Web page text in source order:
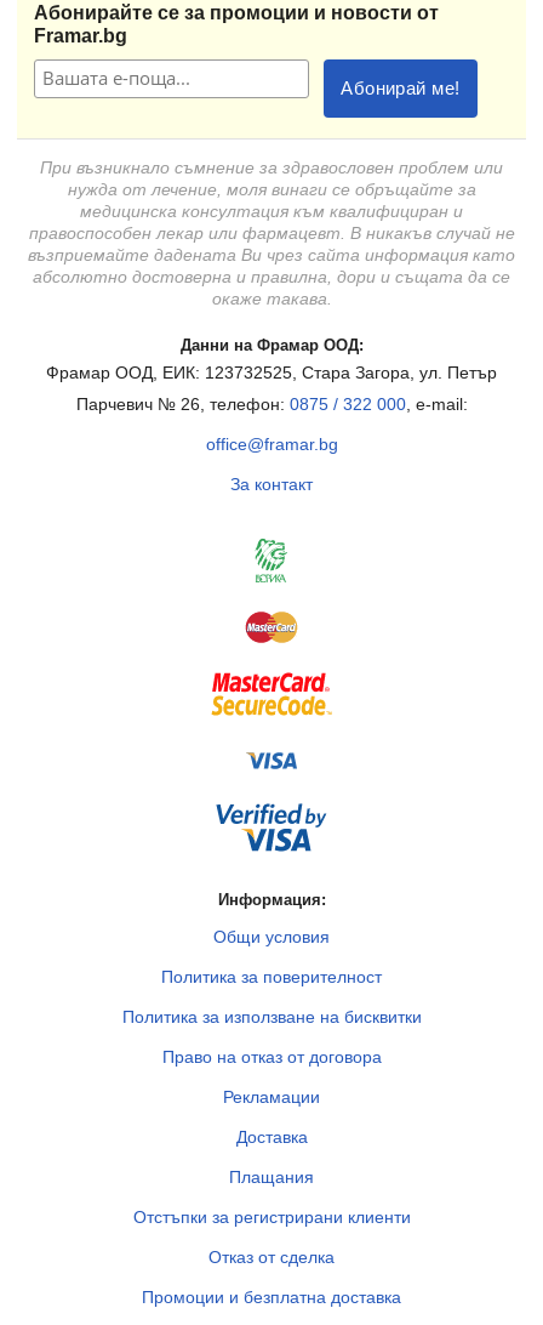
Абонирайте се за промоции и новости от
Framar.bg
При възникнало съмнение за здравословен проблем или
нужда от лечение, моля винаги се обръщайте за
медицинска консултация към квалифициран и
правоспособен лекар или фармацевт. В никакъв случай не
възприемайте дадената Ви чрез сайта информация като
абсолютно достоверна и правилна, дори и същата да се
окаже такава.
Данни на Фрамар ООД:
Фрамар ООД, ЕИК: 123732525, Стара Загора, ул. Петър
Парчевич № 26, телефон: 0875 / 322 000, e-mail:
office@framar.bg
За контакт
Информация:
Общи условия
Политика за поверителност
Политика за използване на бисквитки
Право на отказ от договора
Рекламации
Доставка
Плащания
Отстъпки за регистрирани клиенти
Отказ от сделка
Промоции и безплатна доставка